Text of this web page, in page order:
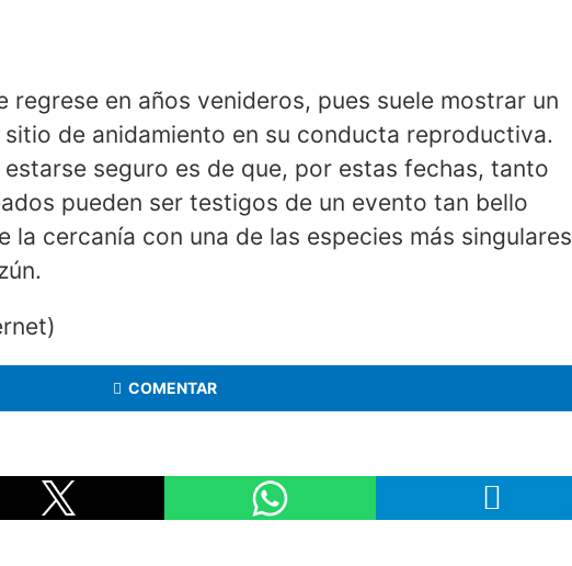
regrese en años venideros, pues suele mostrar un
de anidamiento en su conducta reproductiva.
seguro es de que, por estas fechas, tanto
pueden ser testigos de un evento tan bello
la cercanía con una de las especies más singulares
COMENTAR